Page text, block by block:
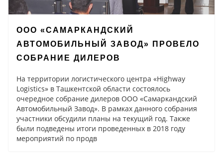
ООО «САМАРКАНДСКИЙ
АВТОМОБИЛЬНЫЙ ЗАВОД» ПРОВЕЛО
СОБРАНИЕ ДИЛЕРОВ
На территории логистического центра «Highway
Logistics» в Ташкентской области состоялось
очередное собрание дилеров ООО «Самаркандский
Автомобильный Завод». В рамках данного собрания
участники обсудили планы на текущий год. Также
были подведены итоги проведенных в 2018 году
мероприятий по продв